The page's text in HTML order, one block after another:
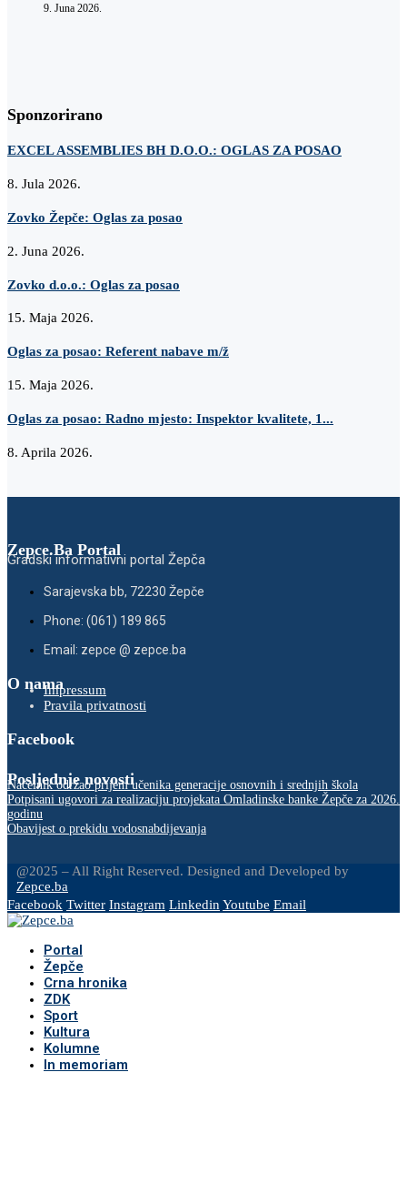
9. Juna 2026.
Sponzorirano
EXCEL ASSEMBLIES BH D.O.O.: OGLAS ZA POSAO
8. Jula 2026.
Zovko Žepče: Oglas za posao
2. Juna 2026.
Zovko d.o.o.: Oglas za posao
15. Maja 2026.
Oglas za posao: Referent nabave m/ž
15. Maja 2026.
Oglas za posao: Radno mjesto: Inspektor kvalitete, 1...
8. Aprila 2026.
Zepce.Ba Portal
Gradski informativni portal Žepča
Sarajevska bb, 72230 Žepče
Phone: (061) 189 865
Email: zepce @ zepce.ba
O namaImpressum
Pravila privatnosti
Facebook
Posljednje novosti
Načelnik održao prijem učenika generacije osnovnih i srednjih škola
Potpisani ugovori za realizaciju projekata Omladinske banke Žepče za 2026.
godinu
Obavijest o prekidu vodosnabdijevanja
@2025 – All Right Reserved. Designed and Developed by
Zepce.ba
Facebook Twitter Instagram LinkedinYoutube Email
Portal
Žepče
Crna hronika
ZDK
Sport
Kultura
Kolumne
In memoriam